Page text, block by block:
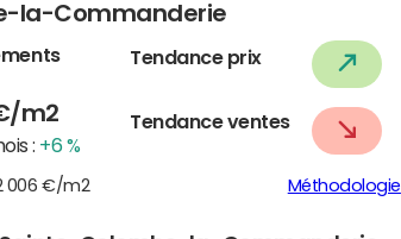
la-Commanderie
m2
: +6 %
Tendance prix
Tendance ventes
006 €/m2 Méthodologie